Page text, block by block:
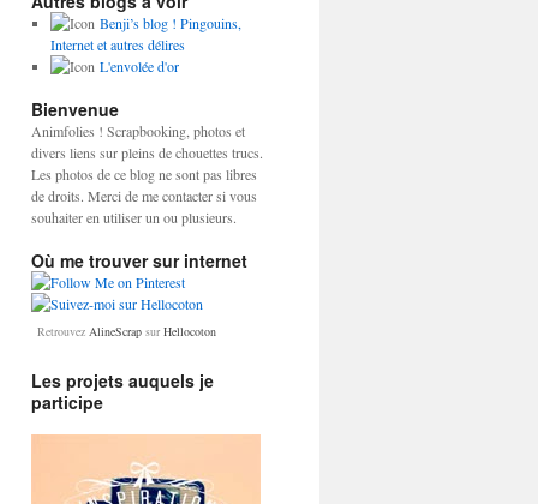
Benji’s blog ! Pingouins,
Internet et autres délires
L'envolée d'or
Bienvenue
Animfolies ! Scrapbooking, photos et
divers liens sur pleins de chouettes trucs.
Les photos de ce blog ne sont pas libres
de droits. Merci de me contacter si vous
souhaiter en utiliser un ou plusieurs.
Où me trouver sur internet
Retrouvez AlineScrap sur Hellocoton
Les projets auquels je
participe